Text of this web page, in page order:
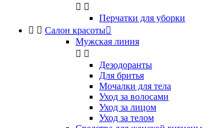
 
Перчатки для уборки
  Салон красоты
Мужская линия
 
Дезодоранты
Для бритья
Мочалки для тела
Уход за волосами
Уход за лицом
Уход за телом